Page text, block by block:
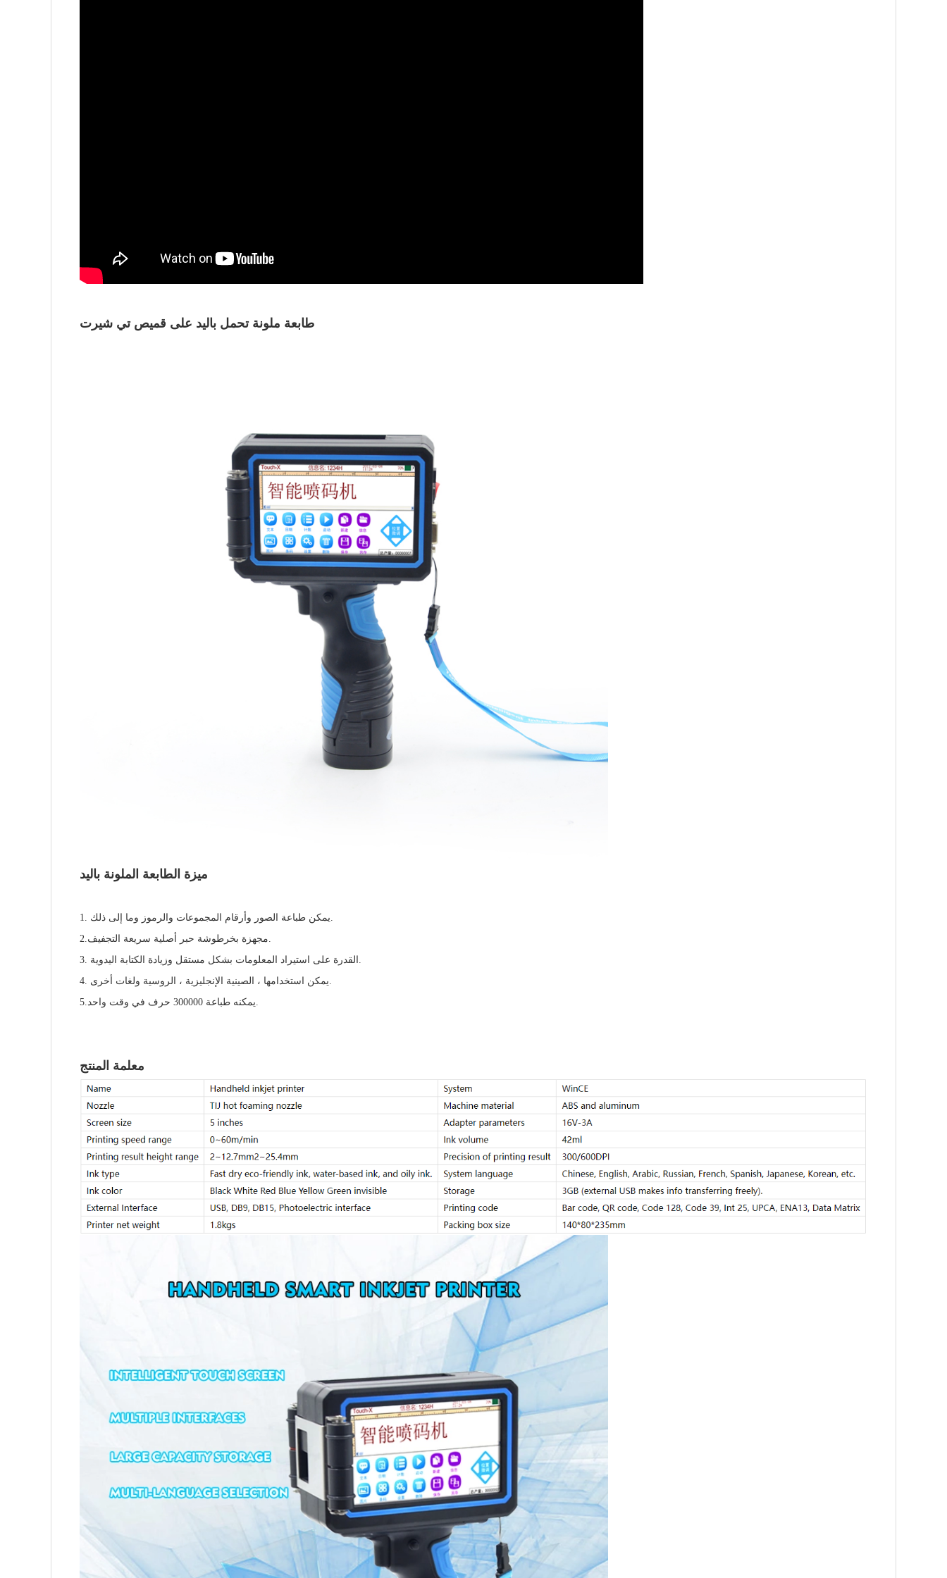
طابعة ملونة تحمل باليد على قميص تي شيرت
ميزة الطابعة الملونة باليد
1. يمكن طباعة الصور وأرقام المجموعات والرموز وما إلى ذلك.
2.مجهزة بخرطوشة حبر أصلية سريعة التجفيف.
3. القدرة على استيراد المعلومات بشكل مستقل وزيادة الكتابة اليدوية.
4. يمكن استخدامها ، الصينية الإنجليزية ، الروسية ولغات أخرى.
5.يمكنه طباعة 300000 حرف في وقت واحد.
معلمة المنتج